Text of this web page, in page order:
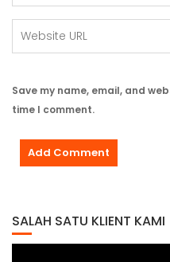
Save my name, email, and
time I comment.
SALAH SATU KLIENT KAMI